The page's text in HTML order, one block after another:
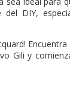
DIY,
Gili y